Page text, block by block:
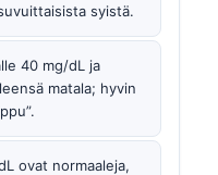
syistä.
40 mg/dL ja
matala; hyvin
ovat normaaleja,